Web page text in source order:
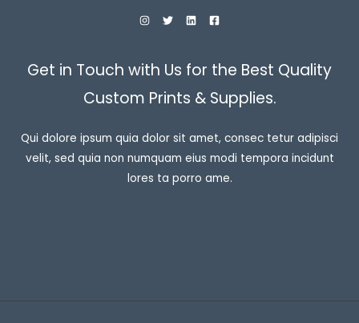
Get in Touch with Us for the Best Quality
Custom Prints & Supplies.
Qui dolore ipsum quia dolor sit amet, consec tetur adipisci
velit, sed quia non numquam eius modi tempora incidunt
lores ta porro ame.